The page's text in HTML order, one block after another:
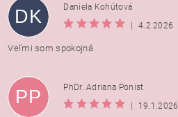
DK
Daniela Kohútová
|
4.2.2026
Veľmi som spokojná
PP
PhDr. Adriana Ponist
|
19.1.2026